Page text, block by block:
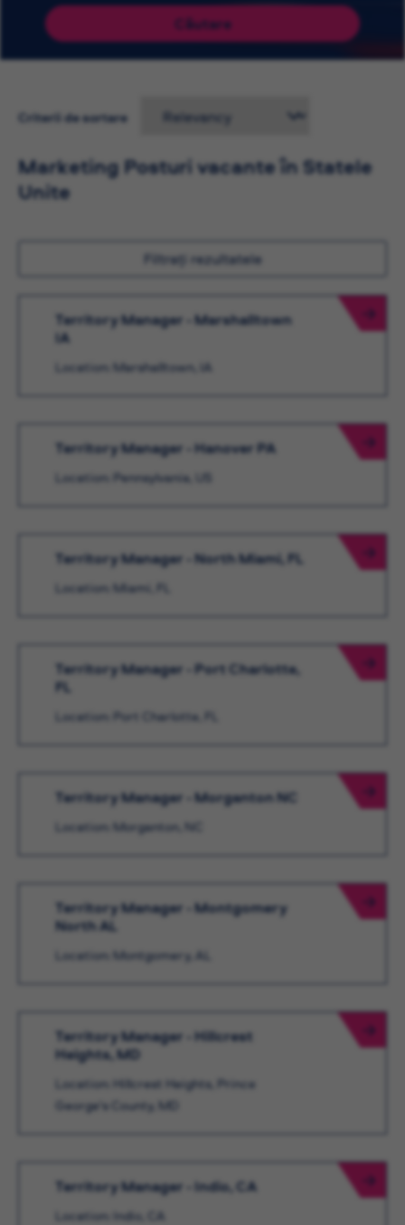
Căutare
Criterii de sortare
Marketing Posturi vacante în Statele
Unite
Filtrați rezultatele
Territory Manager - Marshalltown
IA
Location: Marshalltown, IA
Territory Manager - Hanover PA
Location: Pennsylvania, US
Territory Manager - North Miami, FL
Location: Miami, FL
Territory Manager - Port Charlotte,
FL
Location: Port Charlotte, FL
Territory Manager - Morganton NC
Location: Morganton, NC
Territory Manager - Montgomery
North AL
Location: Montgomery, AL
Territory Manager - Hillcrest
Heights, MD
Location: Hillcrest Heights, Prince
George's County, MD
Territory Manager - Indio, CA
Location: Indio, CA